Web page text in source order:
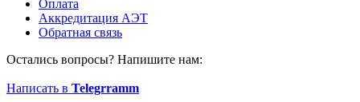
Оплата
Аккредитация АЭТ
Обратная связь
Остались вопросы? Напишите нам:
Написать в Telegrramm